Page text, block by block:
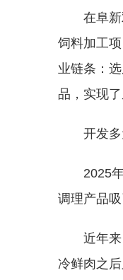
在阜
饲料加工
业链条：
品，实现
开发
2025
调理产品吸
近年
冷鲜肉之后